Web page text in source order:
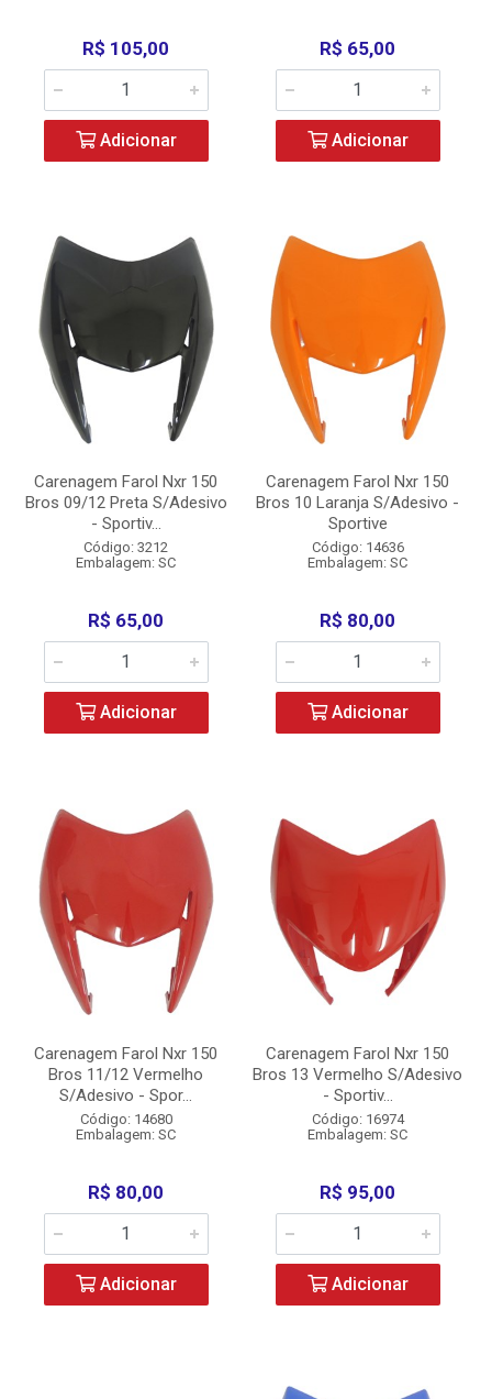
R$ 105,00
Adicionar
R$ 65,00
Adicionar
Carenagem Farol Nxr 150
Bros 09/12 Preta S/Adesivo
- Sportiv...
Código: 3212
Embalagem: SC
R$ 65,00
Adicionar
Carenagem Farol Nxr 150
Bros 10 Laranja S/Adesivo -
Sportive
Código: 14636
Embalagem: SC
R$ 80,00
Adicionar
Carenagem Farol Nxr 150
Bros 11/12 Vermelho
S/Adesivo - Spor...
Código: 14680
Embalagem: SC
R$ 80,00
Adicionar
Carenagem Farol Nxr 150
Bros 13 Vermelho S/Adesivo
- Sportiv...
Código: 16974
Embalagem: SC
R$ 95,00
Adicionar